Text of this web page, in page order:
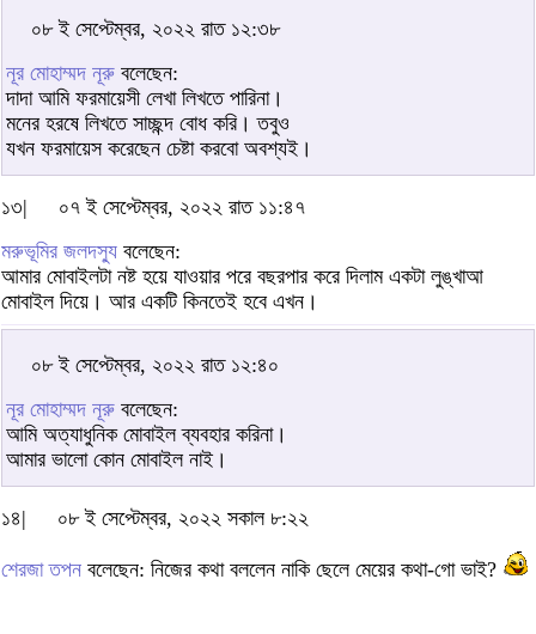
০৮ ই সেপ্টেম্বর, ২০২২ রাত ১২:৩৮
নূর মোহাম্মদ নূরু বলেছেন:
দাদা আমি ফরমায়েসী লেখা লিখতে পারিনা।
মনের হরষে লিখতে সাচ্ছন্দ বোধ করি। তবুও
যখন ফরমায়েস করেছেন চেষ্টা করবো অবশ্যই।
১৩|
০৭ ই সেপ্টেম্বর, ২০২২ রাত ১১:৪৭
মরুভূমির জলদস্যু বলেছেন:
আমার মোবাইলটা নষ্ট হয়ে যাওয়ার পরে বছরপার করে দিলাম একটা লুঙ্খাআ
মোবাইল দিয়ে। আর একটি কিনতেই হবে এখন।
০৮ ই সেপ্টেম্বর, ২০২২ রাত ১২:৪০
নূর মোহাম্মদ নূরু বলেছেন:
আমি অত্যাধুনিক মোবাইল ব্যবহার করিনা।
আমার ভালো কোন মোবাইল নাই।
১৪| ০৮ ই সেপ্টেম্বর, ২০২২ সকাল ৮:২২
শেরজা তপন বলেছেন: নিজের কথা বললেন নাকি ছেলে মেয়ের কথা-গো ভাই?